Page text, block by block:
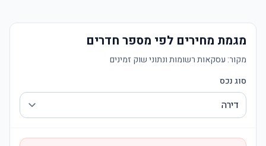
מגמת מחירים לפי מספר חדרים
מקור: עסקאות רשומות ונתוני שוק זמינים
סוג נכס